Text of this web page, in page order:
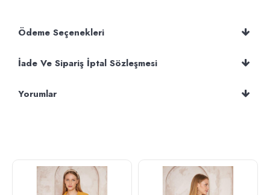
Ödeme Seçenekleri
İade Ve Sipariş İptal Sözleşmesi
Yorumlar